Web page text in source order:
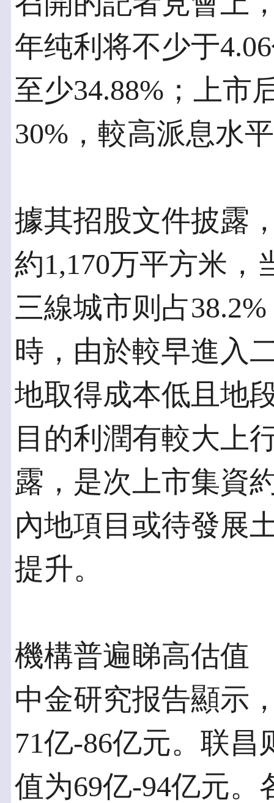
年纯利将不少于
至少34.88%；上市
30%，較高派息水
據其招股文件披露
約1,170万平方米，
三線城市则占
時，由於較早進入
地取得成本低且地
目的利潤有較大上
露，是次上市集資
內地項目或待發展
提升。
機構普遍睇高估值
中金研究报告顯示
71亿-86亿元。联昌
值为69亿-94亿元